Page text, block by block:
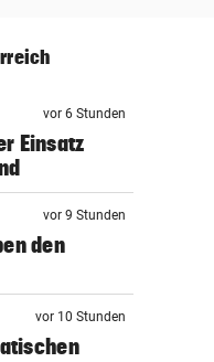
vor 6 Stunden
Einsatz
vor 9 Stunden
den
vor 10 Stunden